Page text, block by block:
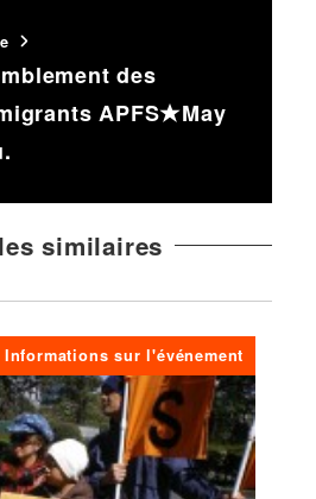
des
APFS★May
similaires
Informations sur l'événement